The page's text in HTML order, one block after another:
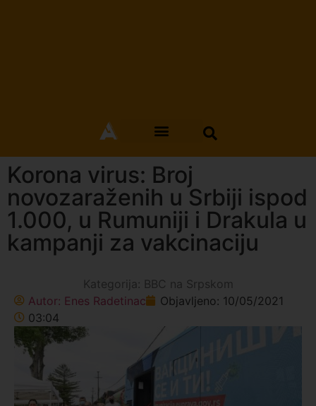
Korona virus: Broj
novozaraženih u Srbiji ispod
1.000, u Rumuniji i Drakula u
kampanji za vakcinaciju
Kategorija: BBC na Srpskom
Autor: Enes Radetinac Objavljeno: 10/05/2021
03:04